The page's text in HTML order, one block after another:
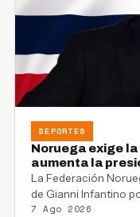
DEPORTES
Noruega exige
aumenta la
La Federación
de Gianni Infantino
7 Ago 2026